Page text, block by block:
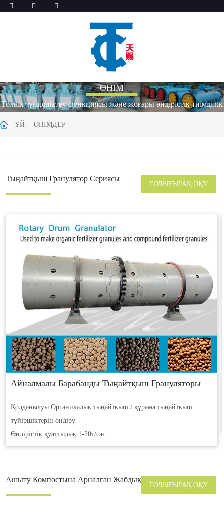
ӨНІМ
Толық түйіршіктеу функциясы және жоғары өндірістік тиімділік
ҮЙ ӨНІМДЕР
Тыңайтқыш Гранулятор Сериясы
ТОЛЫҒЫРАҚ ОҚУ
Айналмалы Барабанды Тыңайтқыш Грануляторы
Қолданылуы:Органикалық тыңайтқыш / құрама тыңайтқыш
түйіршіктерін өндіру
Өндірістік қуаттылық:1-20т/сағ
Ашыту Компостына Арналған Жабдық
ТОЛЫҒЫРАҚ ОҚУ